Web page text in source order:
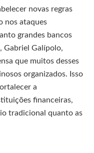
novas regras
nos ataques
grandes bancos
Gabriel Galípolo,
que muitos desses
organizados. Isso
a
financeiras,
tradicional quanto as